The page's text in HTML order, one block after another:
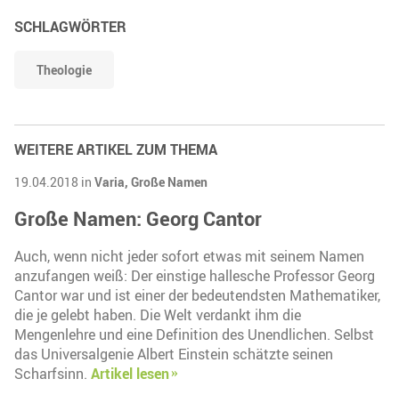
SCHLAGWÖRTER
Theologie
WEITERE ARTIKEL ZUM THEMA
19.04.2018 in Varia, Große Namen
Große Namen: Georg Cantor
Auch, wenn nicht jeder sofort etwas mit seinem Namen
anzufangen weiß: Der einstige hallesche Professor Georg
Cantor war und ist einer der bedeutendsten Mathematiker,
die je gelebt haben. Die Welt verdankt ihm die
Mengenlehre und eine Definition des Unendlichen. Selbst
das Universalgenie Albert Einstein schätzte seinen
Scharfsinn. Artikel lesen